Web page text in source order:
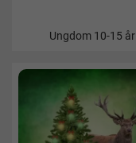
Ungdom 10-15 år